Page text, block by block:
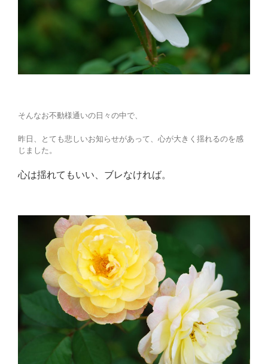
そんなお不動様通いの日々の中で、
昨日、とても悲しいお知らせがあって、心が大きく揺れるのを感
じました。
心は揺れてもいい、ブレなければ。